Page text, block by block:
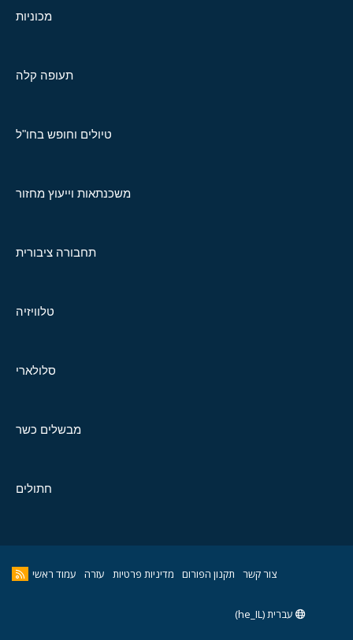
מכוניות
תעופה קלה
טיולים וחופש בחו"ל
משכנתאות וייעוץ מחזור
תחבורה ציבורית
טלוויזיה
סלולארי
מבשלים כשר
חתולים
צור קשר תקנון הפורום מדיניות פרטיות עזרה עמוד ראשי
עברית (he_IL)